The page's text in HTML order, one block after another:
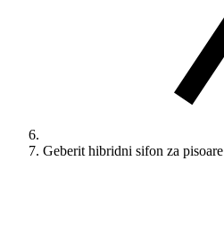
Geberit hibridni sifon za pisoare